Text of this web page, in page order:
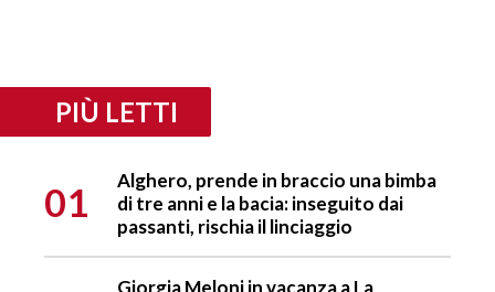
PIÙ LETTI
01
Alghero, prende in braccio una bimba
di tre anni e la bacia: inseguito dai
passanti, rischia il linciaggio
Giorgia Meloni in vacanza a La